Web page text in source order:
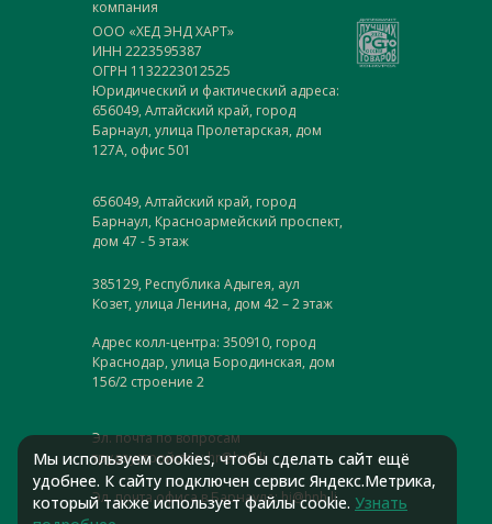
компания
ООО «ХЕД ЭНД ХАРТ»
ИНН 2223595387
ОГРН 1132223012525
Юридический и фактический адреса:
656049, Алтайский край, город
Барнаул, улица Пролетарская, дом
127А, офис 501
656049, Алтайский край, город
Барнаул, Красноармейский проспект,
дом 47 - 5 этаж
385129, Республика Адыгея, аул
Козет, улица Ленина, дом 42 – 2 этаж
Адрес колл-центра: 350910, город
Краснодар, улица Бородинская, дом
156/2 строение 2
Эл. почта по вопросам
трудоустройства: hr@hnh.li
Эл. почта офиса в Барнауле: hi@hnh.li
Мы используем cookies, чтобы сделать сайт ещё
удобнее. К сайту подключен сервис Яндекс.Метрика,
который также использует файлы cookie. Узнать